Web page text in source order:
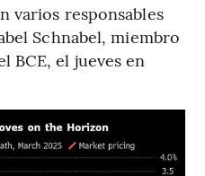
varios responsables
Schnabel, miembro
BCE, el jueves en